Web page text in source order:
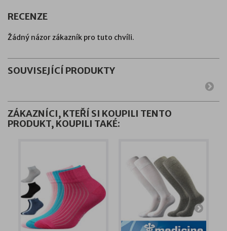
RECENZE
Žádný názor zákazník pro tuto chvíli.
SOUVISEJÍCÍ PRODUKTY
ZÁKAZNÍCI, KTEŘÍ SI KOUPILI TENTO
PRODUKT, KOUPILI TAKÉ: